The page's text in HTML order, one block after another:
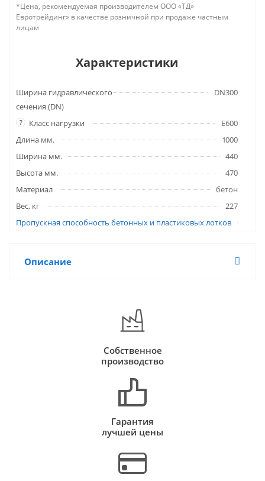
*Цена, рекомендуемая производителем ООО «ТД»
Евротрейдинг» в качестве розничной при продаже частным
лицам
Характеристики
Ширина гидравлического
сечения (DN)
DN300
? Класс нагрузки
E600
Длина мм.
1000
Ширина мм.
440
Высота мм.
470
Материал
бетон
Вес, кг
227
Пропускная способность бетонных и пластиковых лотков
Описание
Собственное
производство
Гарантия
лучшей цены